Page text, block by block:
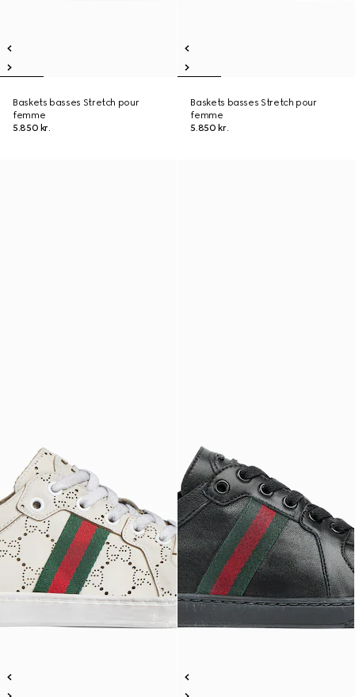
Baskets basses Stretch pour
femme
5.850 kr.
Baskets basses Stretch pour
femme
5.850 kr.